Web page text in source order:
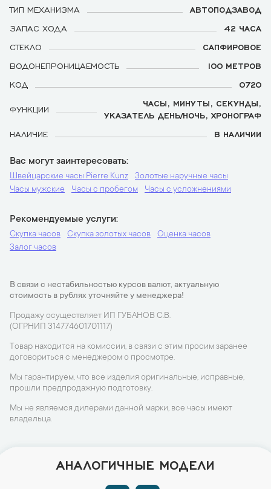
ТИП МЕХАНИЗМА
АВТОПОДЗАВОД
ЗАПАС ХОДА
42 ЧАСА
СТЕКЛО
САПФИРОВОЕ
ВОДОНЕПРОНИЦАЕМОСТЬ
100 МЕТРОВ
КОД
0720
ФУНКЦИИ
ЧАСЫ, МИНУТЫ, СЕКУНДЫ,
УКАЗАТЕЛЬ ДЕНЬ/НОЧЬ, ХРОНОГРАФ
НАЛИЧИЕ
В НАЛИЧИИ
Вас могут заинтересовать
Швейцарские часы Pierre Kunz
Золотые наручные часы
Часы мужские
Часы с пробегом Часы с усложнениями
Рекомендуемые услуги
Скупка часов Скупка золотых часов
Оценка часов
Залог часов
В связи с нестабильностью курсов валют, актуальную
стоимость в рублях уточняйте у менеджера!
Продажу осуществляет ИП ГУБАНОВ С.В.
(ОГРНИП 314774601701117)
Товар находится на комиссии, в связи с этим просим заранее
договориться с менеджером о просмотре.
Мы гарантируем, что все изделия оригинальные, исправные,
прошли предпродажную подготовку.
Мы не являемся дилерами данной марки, все часы имеют
владельца.
АНАЛОГИЧНЫЕ МОДЕЛИ